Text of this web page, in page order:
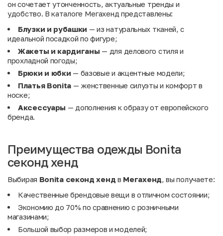
он сочетает утонченность, актуальные тренды и
удобство. В каталоге Мегахенд представлены:
Блузки и рубашки — из натуральных тканей, с
идеальной посадкой по фигуре;
Жакеты и кардиганы — для делового стиля и
прохладной погоды;
Брюки и юбки — базовые и акцентные модели;
Платья Bonita — женственные силуэты и комфорт в
носке;
Аксессуары — дополнения к образу от европейского
бренда.
Преимущества одежды Bonita
секонд хенд
Выбирая Bonita секонд хенд в Мегахенд , вы получаете:
Качественные брендовые вещи в отличном состоянии;
Экономию до 70% по сравнению с розничными
магазинами;
Большой выбор размеров и моделей;